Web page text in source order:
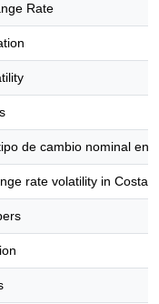
Rate
de cambio nominal en
rate volatility in Costa